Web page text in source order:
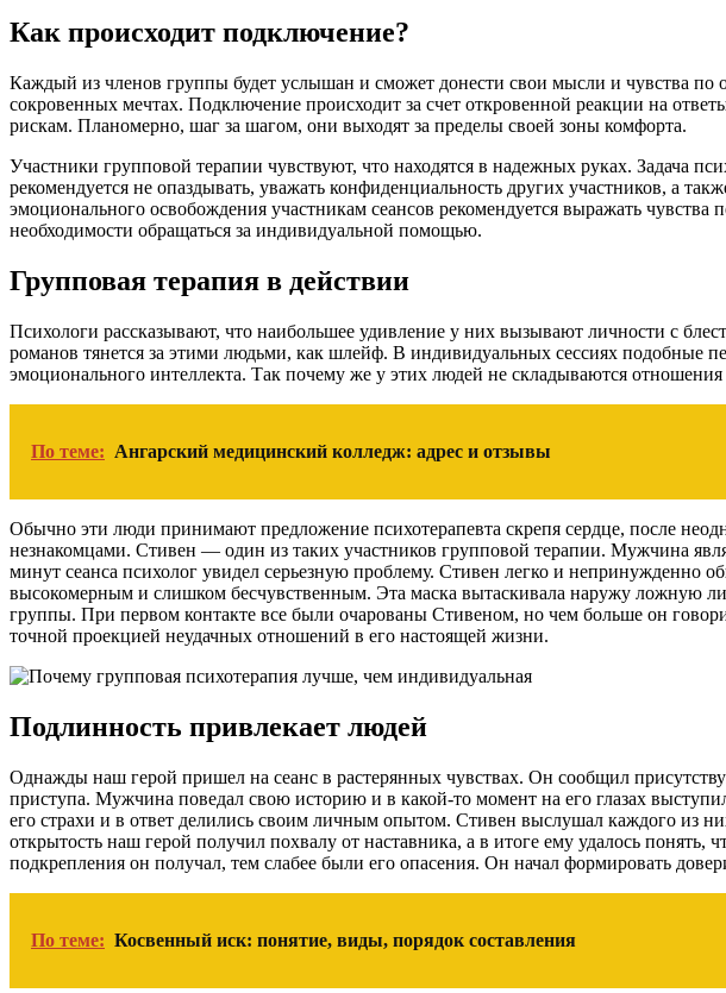
Как происходит подключение?
Каждый из членов группы будет услышан и сможет донести свои мысли и чувства
сокровенных мечтах. Подключение происходит за счет откровенной реакции на
рискам. Планомерно, шаг за шагом, они выходят за пределы своей зоны комфорта.
Участники групповой терапии чувствуют, что находятся в надежных руках. Задача
рекомендуется не опаздывать, уважать конфиденциальность других участников, а
эмоционального освобождения участникам сеансов рекомендуется выражать
необходимости обращаться за индивидуальной помощью.
Групповая терапия в действии
Психологи рассказывают, что наибольшее удивление у них вызывают личности с
романов тянется за этими людьми, как шлейф. В индивидуальных сессиях подобные
эмоционального интеллекта. Так почему же у этих людей не складываются
По теме: Ангарский медицинский колледж: адрес и отзывы
Обычно эти люди принимают предложение психотерапевта скрепя сердце, после
незнакомцами. Стивен — один из таких участников групповой терапии. Мужчина
минут сеанса психолог увидел серьезную проблему. Стивен легко и
высокомерным и слишком бесчувственным. Эта маска вытаскивала наружу ложную
группы. При первом контакте все были очарованы Стивеном, но чем больше он
точной проекцией неудачных отношений в его настоящей жизни.
Подлинность привлекает людей
Однажды наш герой пришел на сеанс в растерянных чувствах. Он сообщил
приступа. Мужчина поведал свою историю и в какой-то момент на его глазах
его страхи и в ответ делились своим личным опытом. Стивен выслушал каждого из
открытость наш герой получил похвалу от наставника, а в итоге ему удалось
подкрепления он получал, тем слабее были его опасения. Он начал формировать
По теме: Косвенный иск: понятие, виды, порядок составления